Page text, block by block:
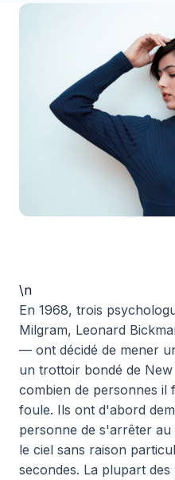
\n
En 1968, trois
Milgram, Leonard
— ont décidé de mener
un trottoir bondé de
combien de personnes il
foule. Ils ont d'abord
personne de s'arrêter
le ciel sans raison
secondes. La plupart